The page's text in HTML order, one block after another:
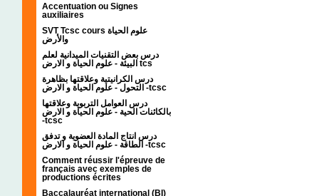
Accentuation ou Signes
auxiliaires
SVT Tcsc cours علوم الحياة
والأرض
درس بعض التقنيات الميدانية لعلم
البيئة - علوم الحياة و الارض tcs
درس الكرانيتية وعلاقتها بظاهرة
التحول - علوم الحياة و الارض -tcsc
درس العوامل التربوية وعلاقتها
بالكائنات الحية - علوم الحياة و الارض
-tcsc
درس انتاج المادة العضوية و تدفق
الطاقة - علوم الحياة و الارض -tcsc
Comment réussir l'épreuve de
français avec exemples de
productions écrites
Baccalauréat international (BI)